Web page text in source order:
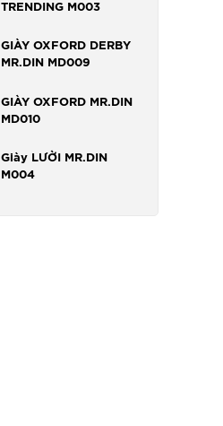
TRENDING M003
GIÀY OXFORD DERBY
MR.DIN MD009
GIÀY OXFORD MR.DIN
MD010
Giày LƯỜI MR.DIN
M004